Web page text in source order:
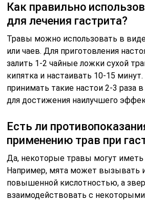
Как правильно
для лечения гастрита?
Травы можно использовать в
или чаев. Для приготовления
залить 1-2 чайные ложки сухой
кипятка и настаивать 10-15
принимать такие настои 2-3 раза
для достижения наилучшего
Есть ли
применению трав при
Да, некоторые травы могут иметь
Например, мята может вызывать
повышенной кислотностью, а
взаимодействовать с